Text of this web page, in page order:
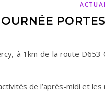
à 1km de la route
de l’après-midi et les